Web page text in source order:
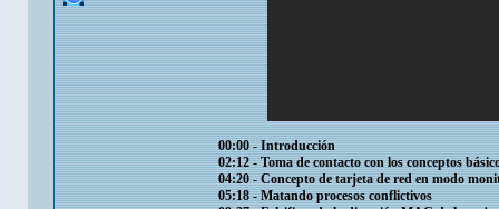
00:00​ - Introducción
02:12​ - Toma de contacto con los conceptos
04:20​ - Concepto de tarjeta de red en modo
05:18​ - Matando procesos conflictivos